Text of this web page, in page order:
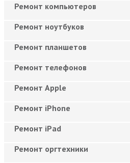
Ремонт компьютеров
Ремонт ноутбуков
Ремонт планшетов
Ремонт телефонов
Ремонт Apple
Ремонт iPhone
Ремонт iPad
Ремонт оргтехники